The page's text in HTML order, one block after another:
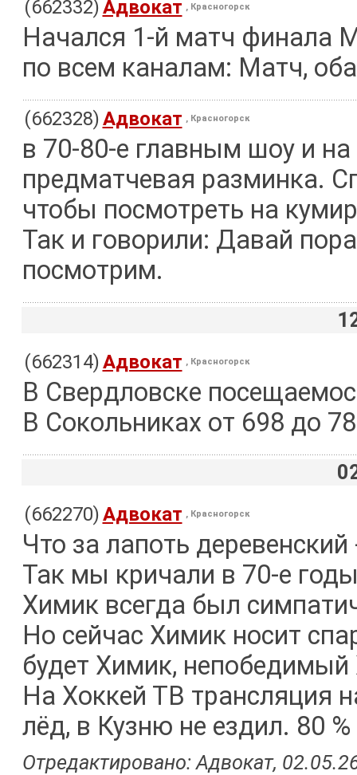
(662332)Адвокат , Красногорск
Начался 1-й матч финала
по всем каналам: Матч,
(662328)Адвокат , Красногорск
в 70-80-е главным шоу и
предматчевая разминка.
чтобы посмотреть на
Так и говорили: Давай
посмотрим.
(662314)Адвокат , Красногорск
В Свердловске
В Сокольниках от 698 до
(662270)Адвокат , Красногорск
Что за лапоть
Так мы кричали в 70-е
Химик всегда был
Но сейчас Химик носит
будет Химик,
На Хоккей ТВ трансляция
лёд, в Кузню не ездил. 80
Отредактировано: Адвокат,